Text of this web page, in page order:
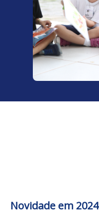
Novidade em 2024